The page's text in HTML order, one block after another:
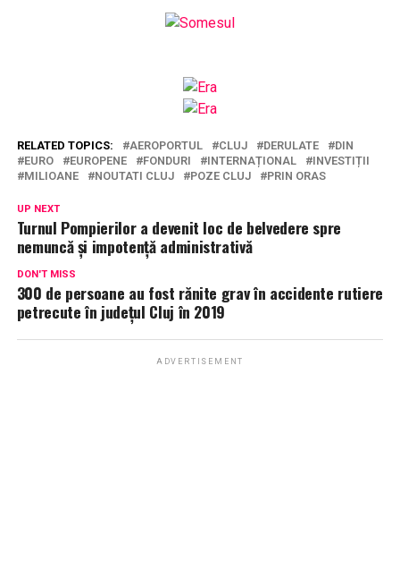
RELATED TOPICS: AEROPORTUL CLUJ DERULATE
DIN
EURO
EUROPENE FONDURI INTERNAȚIONAL
INVESTIȚII
MILIOANE
NOUTATI CLUJ POZE CLUJ PRIN ORAS
UP NEXT
Turnul Pompierilor a devenit loc de belvedere spre
nemuncă și impotență administrativă
DON'T MISS
300 de persoane au fost rănite grav în accidente rutiere
petrecute în județul Cluj în 2019
ADVERTISEMENT